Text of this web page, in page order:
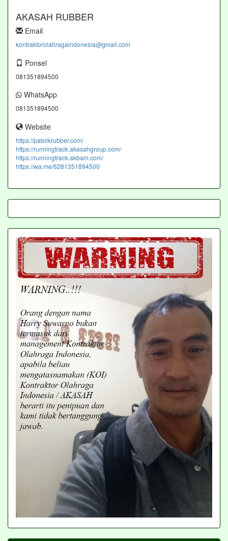
AKASAH RUBBER
Email
kontraktorolahragaindonesia@gmail.com
Ponsel
081351894500
WhatsApp
081351894500
Website
https://pabrikrubber.com/
https://runningtrack.akasahgroup.com/
https://runningtrack.akbam.com/
https://wa.me/6281351894500